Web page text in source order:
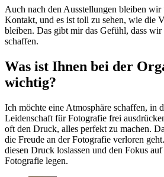
Auch nach den Ausstellungen bleiben wir
Kontakt, und es ist toll zu sehen, wie die
bleiben. Das gibt mir das Gefühl, dass
schaffen.
Was ist Ihnen bei der
wichtig?
Ich möchte eine Atmosphäre schaffen, in
Leidenschaft für Fotografie frei
oft den Druck, alles perfekt zu machen.
die Freude an der Fotografie verloren
diesen Druck loslassen und den Fokus
Fotografie legen.